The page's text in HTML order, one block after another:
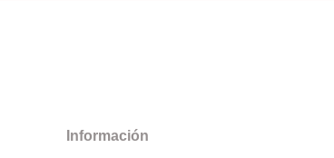
Información